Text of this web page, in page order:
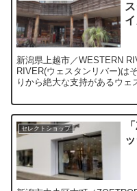
新潟県上越市／WESTERN
RIVER(ウェスタンリバー)は
りから絶大な支持があるウェ
セレクトショップ